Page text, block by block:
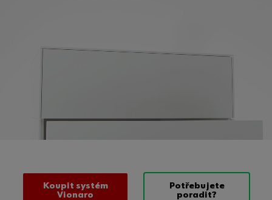
Koupit systém
Vionaro
Potřebujete
poradit?